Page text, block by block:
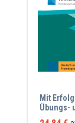
Mit
Übungs-